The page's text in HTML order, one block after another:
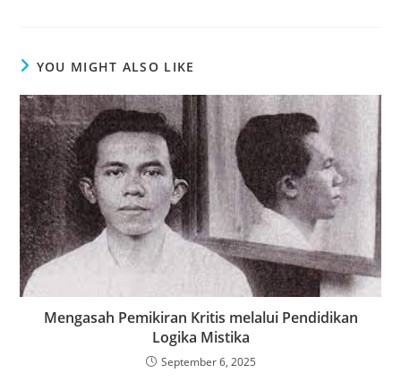
YOU MIGHT ALSO LIKE
Mengasah Pemikiran Kritis melalui Pendidikan
Logika Mistika
September 6, 2025